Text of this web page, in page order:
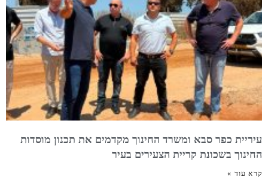
עיריית כפר סבא ומשרד החינוך מקדמים את תכנון מוסדות
החינוך בשכונת קריית הצעירים בעיר
קרא עוד »